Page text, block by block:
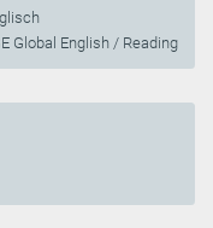
Global English / Reading